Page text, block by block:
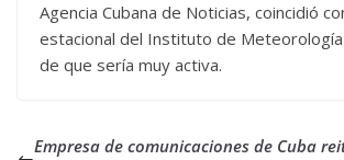
Agencia Cubana de Noticias, coincidió
estacional del Instituto de
de que sería muy activa.
Empresa de comunicaciones de Cuba